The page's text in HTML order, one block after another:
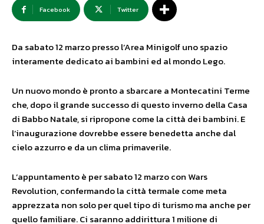
Facebook Twitter
Da sabato 12 marzo presso l’Area Minigolf uno spazio
interamente dedicato ai bambini ed al mondo Lego.
Un nuovo mondo è pronto a sbarcare a Montecatini Terme
che, dopo il grande successo di questo inverno della Casa
di Babbo Natale, si ripropone come la città dei bambini. E
l’inaugurazione dovrebbe essere benedetta anche dal
cielo azzurro e da un clima primaverile.
L’appuntamento è per sabato 12 marzo con Wars
Revolution, confermando la città termale come meta
apprezzata non solo per quel tipo di turismo ma anche per
quello familiare. Ci saranno addirittura 1 milione di